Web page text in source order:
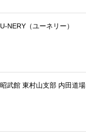
U-NERY（ユーネリー）
昭武館 東村山支部 内田道場